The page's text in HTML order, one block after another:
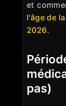
et
l'âge de
2026.
pas)